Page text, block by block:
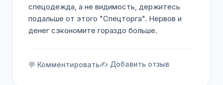
спецодежда, а не видимость, держитесь
подальше от этого "Спецторга". Нервов и
денег сэкономите гораздо больше.
💬 Комментировать✍️ Добавить отзыв